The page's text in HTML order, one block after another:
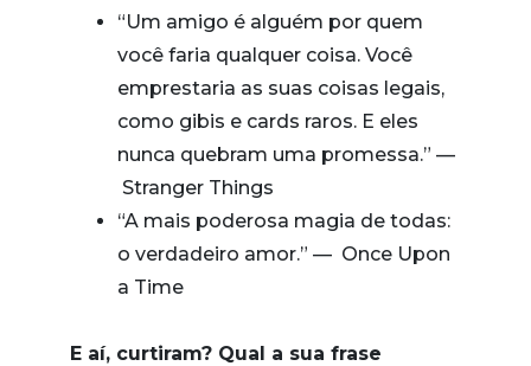
“Um amigo é alguém por quem
você faria qualquer coisa. Você
emprestaria as suas coisas legais,
como gibis e cards raros. E eles
nunca quebram uma promessa.” —
Stranger Things
“A mais poderosa magia de todas:
o verdadeiro amor.” — Once Upon
a Time
E aí, curtiram? Qual a sua frase